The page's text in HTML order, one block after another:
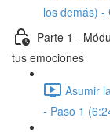
los demás) -
Parte 1 -
tus emociones
Asumir
- Paso 1